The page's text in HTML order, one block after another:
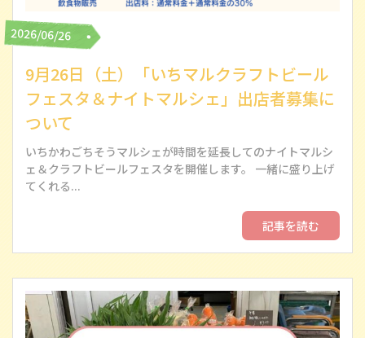
2026/06/26
9月26日（土）「いちマルクラフトビール
フェスタ＆ナイトマルシェ」出店者募集に
ついて
いちかわごちそうマルシェが時間を延長してのナイトマルシ
ェ＆クラフトビールフェスタを開催します。 一緒に盛り上げ
てくれる...
記事を読む